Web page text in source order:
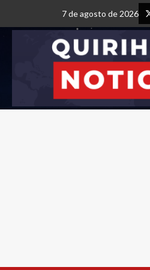
7 de agosto de 2026